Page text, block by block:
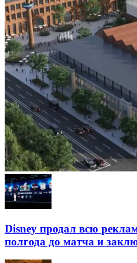
Disney продал всю
полгода до матча и